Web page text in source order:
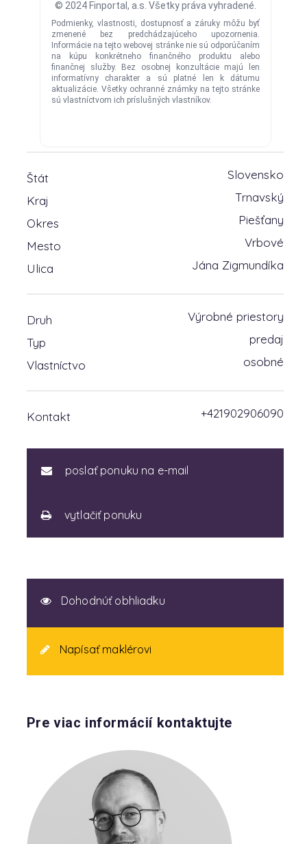
Štát
Slovensko
Kraj
Trnavský
Okres
Piešťany
Mesto
Vrbové
Ulica
Jána Zigmundíka
Druh
Výrobné priestory
Typ
predaj
Vlastníctvo
osobné
Kontakt +421902906090
poslať ponuku na e-mail
vytlačiť ponuku
Dohodnúť obhliadku
Napísať maklérovi
Pre viac informácií kontaktujte